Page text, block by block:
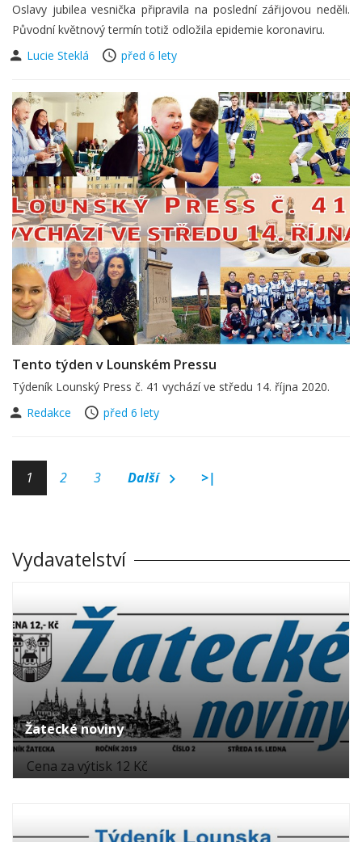
Oslavy jubilea vesnička připravila na poslední zářijovou neděli.
Původní květnový termín totiž odložila epidemie koronaviru.
Lucie Steklá
před 6 lety
Tento týden v Lounském Pressu
Týdeník Lounský Press č. 41 vychází ve středu 14. října 2020.
Redakce
před 6 lety
1 2 3 Další >|
Vydavatelství
Žatecké noviny
Cena za výtisk 12 Kč